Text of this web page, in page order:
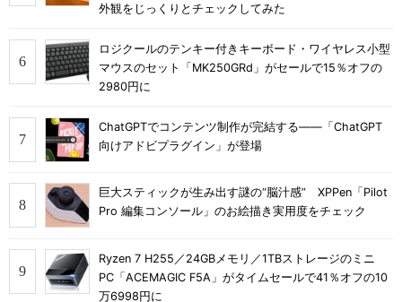
外観をじっくりとチェックしてみた
ロジクールのテンキー付きキーボード・ワイヤレス小型
マウスのセット「MK250GRd」がセールで15％オフの
2980円に
ChatGPTでコンテンツ制作が完結する――「ChatGPT
向けアドビプラグイン」が登場
巨大スティックが生み出す謎の“脳汁感” XPPen「Pilot
Pro 編集コンソール」のお絵描き実用度をチェック
Ryzen 7 H255／24GBメモリ／1TBストレージのミニ
PC「ACEMAGIC F5A」がタイムセールで41％オフの10
万6998円に